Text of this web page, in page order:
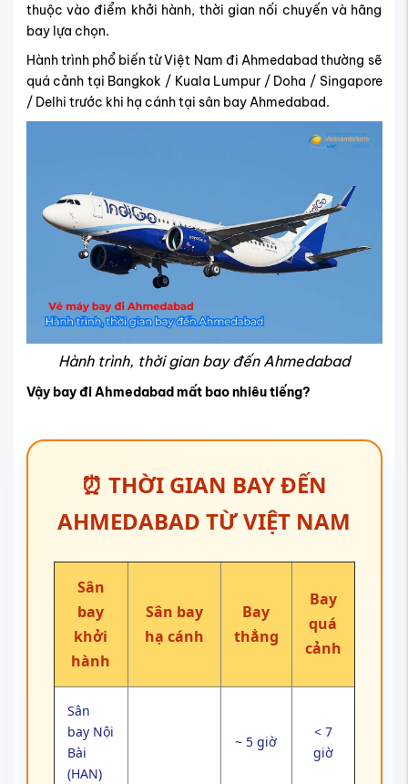
thuộc vào điểm khởi hành, thời gian nối chuyến và hãng
bay lựa chọn.
Hành trình phổ biến từ Việt Nam đi Ahmedabad thường sẽ
quá cảnh tại Bangkok / Kuala Lumpur / Doha / Singapore
/ Delhi trước khi hạ cánh tại sân bay Ahmedabad.
Hành trình, thời gian bay đến Ahmedabad
Vậy bay đi Ahmedabad mất bao nhiêu tiếng?
⏰ THỜI GIAN BAY ĐẾN
AHMEDABAD TỪ VIỆT NAM
Sân
bay
khởi
hành
Sân bay
hạ cánh
Bay
thẳng
Bay
quá
cảnh
Sân
bay Nội
Bài
(HAN)
~ 5 giờ
< 7
giờ